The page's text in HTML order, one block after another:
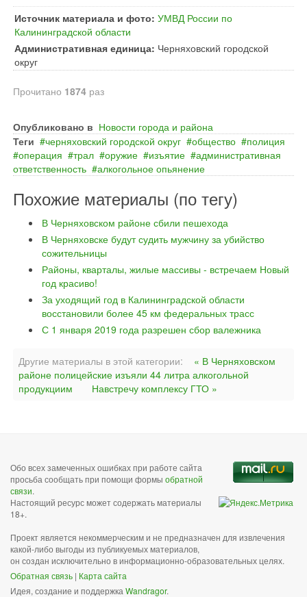
Источник материала и фото: УМВД России по
Калининградской области
Административная единица: Черняховский городской
округ
Прочитано 1874 раз
Опубликовано в Новости города и района
Теги
черняховский городской округ общество
полиция
операция
трал оружие изъятие
административная
ответственность
алкогольное опьянение
Похожие материалы (по тегу)
В Черняховском районе сбили пешехода
В Черняховске будут судить мужчину за убийство
сожительницы
Районы, кварталы, жилые массивы - встречаем Новый
год красиво!
За уходящий год в Калининградской области
восстановили более 45 км федеральных трасс
С 1 января 2019 года разрешен сбор валежника
Другие материалы в этой категории:
« В Черняховском
районе полицейские изъяли 44 литра алкогольной
продукциим
Навстречу комплексу ГТО »
Обо всех замеченных ошибках при работе сайта
просьба сообщать при помощи формы обратной
связи.
Настоящий ресурс может содержать материалы
18+.
Проект является некоммерческим и не предназначен для извлечения
какой-либо выгоды из публикуемых материалов,
он создан исключительно в информационно-образовательных целях.
Обратная связь | Карта сайта
Идея, создание и поддержка Wandragor.